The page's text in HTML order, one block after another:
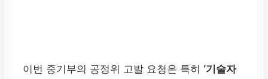
이번 중기부의 공정위 고발 요청은 특히 ‘기술자